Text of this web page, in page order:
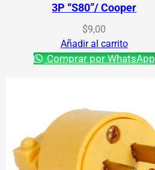
3P “S80”/ Cooper
$9,00
Añadir al carrito
Comprar por WhatsApp